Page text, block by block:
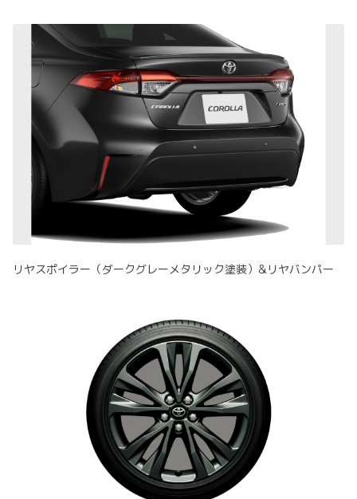
リヤスポイラー（ダークグレーメタリック塗装）&リヤバンパー